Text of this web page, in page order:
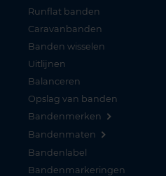
Runflat banden
Caravanbanden
Banden wisselen
Uitlijnen
Balanceren
Opslag van banden
Bandenmerken
Bandenmaten
Bandenlabel
Bandenmarkeringen